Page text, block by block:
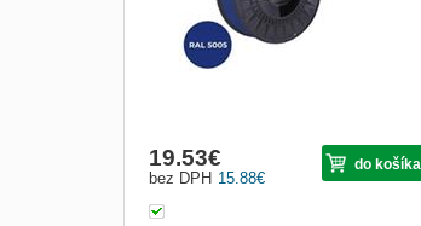
15.88€
bez DPH
19.53€ do košíka